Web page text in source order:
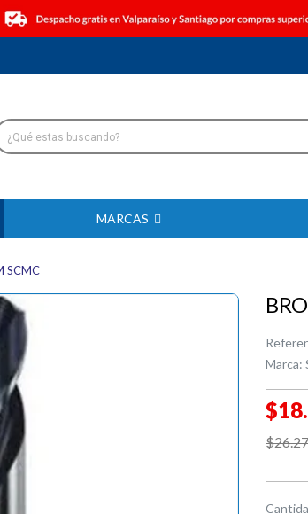
MARCAS
SCMC
Marca: